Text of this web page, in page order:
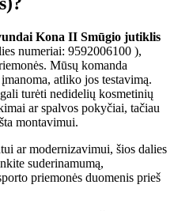
Kona II Smūgio jutiklis
numeriai: 9592006100 ),
Mūsų komanda
atliko jos testavimą.
turėti nedidelių kosmetinių
ar spalvos pokyčiai, tačiau
montavimui.
ar modernizavimui, šios dalies
suderinamumą,
priemonės duomenis prieš